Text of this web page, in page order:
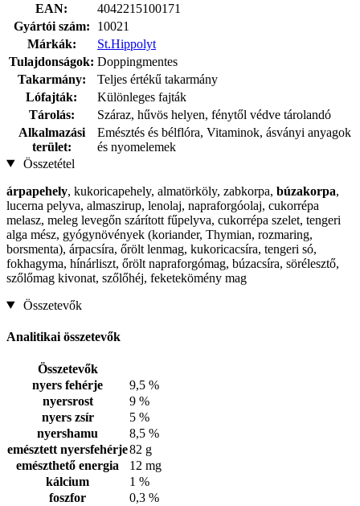
EAN:
4042215100171
Gyártói szám:
10021
Márkák:
St.Hippolyt
Tulajdonságok: Doppingmentes
Takarmány:
Teljes értékű takarmány
Lófajták:
Különleges fajták
Tárolás:
Száraz, hűvös helyen, fénytől védve tárolandó
Alkalmazási
terület:
Emésztés és bélflóra, Vitaminok, ásványi anyagok
és nyomelemek
Összetétel
árpapehely, kukoricapehely, almatörköly, zabkorpa, búzakorpa,
lucerna pelyva, almaszirup, lenolaj, napraforgóolaj, cukorrépa
melasz, meleg levegőn szárított fűpelyva, cukorrépa szelet, tengeri
alga mész, gyógynövények (koriander, Thymian, rozmaring,
borsmenta), árpacsíra, őrölt lenmag, kukoricacsíra, tengeri só,
fokhagyma, hínárliszt, őrölt napraforgómag, búzacsíra, sörélesztő,
szőlőmag kivonat, szőlőhéj, feketekömény mag
Összetevők
Analitikai összetevők
Összetevők
nyers fehérje
9,5 %
nyersrost
9 %
nyers zsír
5 %
nyershamu
8,5 %
emésztett nyersfehérje82 g
emészthető energia
12 mg
kálcium
1 %
foszfor
0,3 %